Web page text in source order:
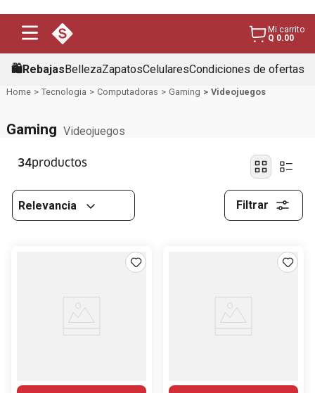
Mi carrito
Q 0.00
🛍️RebajasBellezaZapatosCelularesCondiciones de ofertas
Tecnologia Computadoras Gaming Videojuegos
Gaming Videojuegos
34
Relevancia Filtrar